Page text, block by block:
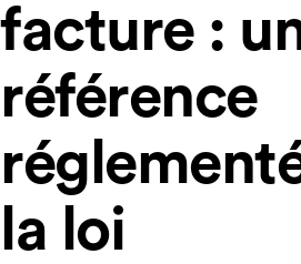
facture :
référence
la loi